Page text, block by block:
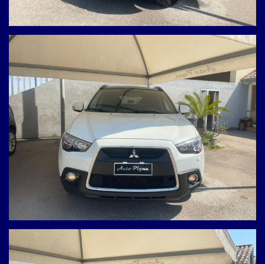
Trazione 4WD, perfetta anche su fondi difficili.
Possibilità di permuta e finanziamento personalizzato.
Vieni a provarla presso la nostra sede. CI TROVIAMO
USCITA ASSE MEDIANO GIUGLIANO-PARETE-VILLARICCA (NA)
VIA PROLUNGAMENTO PIGNA, 14. GIUGLIANO IN CAMPANIA
(NA)
Contattaci per info o per fissare un test drive.
- 3939086937 Antonio.
-0818945051 Ufficio.